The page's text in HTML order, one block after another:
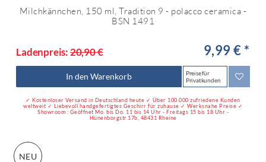
Milchkännchen, 150 ml, Tradition 9 - polacco ceramica -
BSN 1491
Ladenpreis:20,90 € 9,99 € *
In den Warenkorb
Preise für
Privatkunden
✓ Kostenloser Versand in Deutschland heute ✓ Über 100.000 zufriedene Kunden
weltweit ✓ Liebevoll handgefertigtes Geschirr für zuhause ✓ Werksnahe Preise ✓
Showroom : Geöffnet Mo. bis Do. 11 bis 14 Uhr - Freitags 15 bis 18 Uhr -
Hünenborgstr.17b, 48431 Rheine
NEU